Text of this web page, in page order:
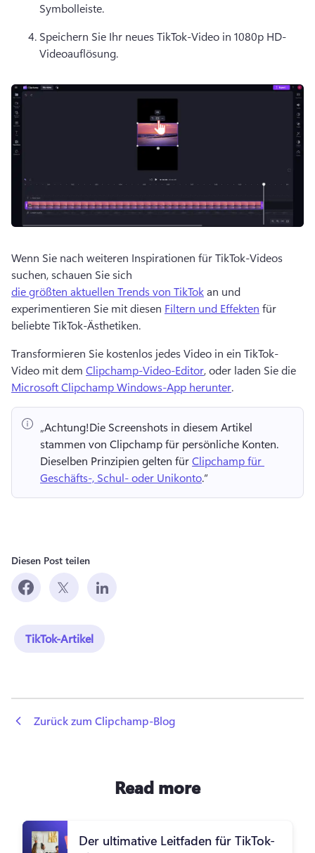
Symbolleiste.
Speichern Sie Ihr neues TikTok-Video in 1080p HD-
Videoauflösung.
Wenn Sie nach weiteren Inspirationen für TikTok-Videos
suchen, schauen Sie sich
die größten aktuellen Trends von TikTok an und
experimentieren Sie mit diesen Filtern und Effekten für
beliebte TikTok-Ästhetiken.
Transformieren Sie kostenlos jedes Video in ein TikTok-
Video mit dem Clipchamp-Video-Editor, oder laden Sie die
Microsoft Clipchamp Windows-App herunter.
„Achtung!Die Screenshots in diesem Artikel
Dieselben Prinzipien gelten für Clipchamp für
Geschäfts-, Schul- oder Unikonto.“
Diesen Post teilen
TikTok-Artikel
Zurück zum Clipchamp-Blog
Read more
Der ultimative Leitfaden für TikTok-